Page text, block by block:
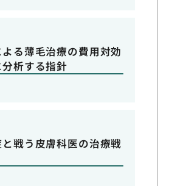
る薄毛治療の費用対効
析する指針
戦う皮膚科医の治療戦